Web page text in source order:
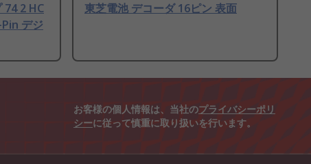
74 2 HC
デジ
東芝電池 デコーダ 16ピン 表面
お客様の個人情報は、当社のプライバシーポリ
シーに従って慎重に取り扱いを行います。